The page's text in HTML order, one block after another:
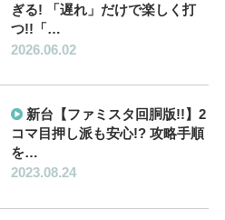
ぎる! 「遅れ」だけで楽しく打
つ!!「…
2026.06.02
新台【ファミスタ回胴版!!】2
コマ目押し派も安心!? 攻略手順
を…
2023.08.24